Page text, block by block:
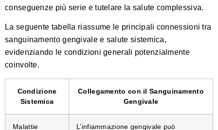
conseguenze più serie e tutelare la salute complessiva.
La seguente tabella riassume le principali connessioni tra
sanguinamento gengivale e salute sistemica,
evidenziando le condizioni generali potenzialmente
coinvolte.
Condizione
Sistemica
Collegamento con il Sanguinamento
Gengivale
Malattie
L’infiammazione gengivale può